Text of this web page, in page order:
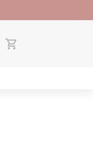
shopping_cart